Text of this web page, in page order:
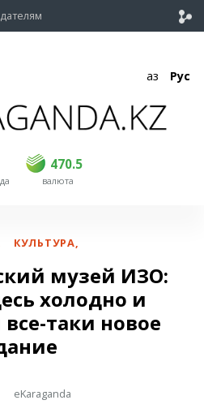
Қаз Рус
470.5
468.5 470.5
валюта
КУЛЬТУРА,
музей ИЗО:
холодно и
таки новое
eKaraganda